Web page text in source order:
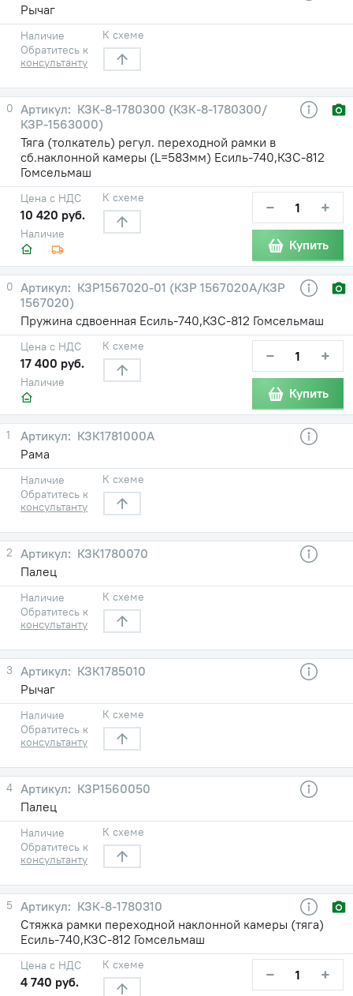
Рычаг
Наличие
Обратитесь к
консультанту
К схеме
0
КЗК-8-1780300 (КЗК-8-1780300/
КЗР-1563000)
Тяга (толкатель) регул. переходной рамки в
сб.наклонной камеры (L=583мм) Есиль-740,КЗС-812
Гомсельмаш
Наличие
Цена с НДС
10 420 руб.
К схеме − +
Купить
0
КЗР1567020-01 (КЗР 1567020А/КЗР
1567020)
Пружина сдвоенная Есиль-740,КЗС-812 Гомсельмаш
Наличие
Цена с НДС
17 400 руб.
К схеме − +
Купить
1
КЗК1781000А
Рама
Наличие
Обратитесь к
консультанту
К схеме
2
КЗК1780070
Палец
Наличие
Обратитесь к
консультанту
К схеме
3
КЗК1785010
Рычаг
Наличие
Обратитесь к
консультанту
К схеме
4
КЗР1560050
Палец
Наличие
Обратитесь к
консультанту
К схеме
5
КЗК-8-1780310
Стяжка рамки переходной наклонной камеры (тяга)
Есиль-740,КЗС-812 Гомсельмаш
Цена с НДС
4 740 руб.
К схеме − +